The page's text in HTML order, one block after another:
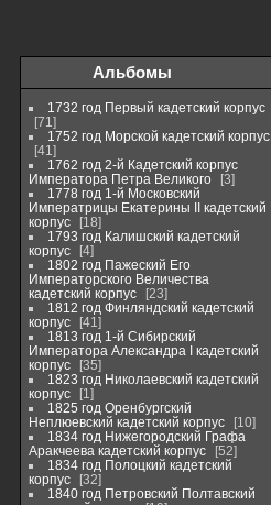
Альбомы
1732 год Первый кадетский корпус
71
1752 год Морской кадетский корпус
41
1762 год 2-й Кадетский корпус
Императора Петра Великого
3
1778 год 1-й Московский
Императрицы Екатерины II кадетский
корпус
18
1793 год Калишский кадетский
корпус
4
1802 год Пажеский Его
Императорского Величества
кадетский корпус
23
1812 год Финляндский кадетский
корпус
41
1813 год 1-й Сибирский
Императора Александра I кадетский
корпус
35
1823 год Николаевский кадетский
корпус
1
1825 год Оренбургский
Неплюевский кадетский корпус
10
1834 год Нижегородский Графа
Аракчеева кадетский корпус
52
1834 год Полоцкий кадетский
корпус
32
1840 год Петровский Полтавский